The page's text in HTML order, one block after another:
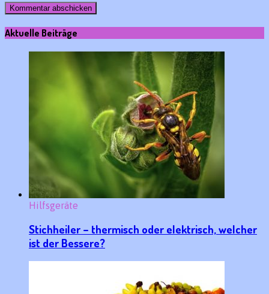
Aktuelle Beiträge
Hilfsgeräte
Stichheiler – thermisch oder elektrisch, welcher
ist der Bessere?